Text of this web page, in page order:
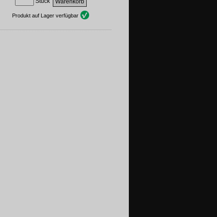
Produkt auf Lager verfügbar